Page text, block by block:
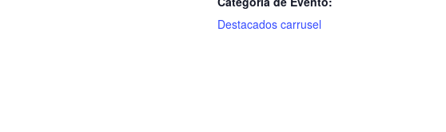
Destacados carrusel